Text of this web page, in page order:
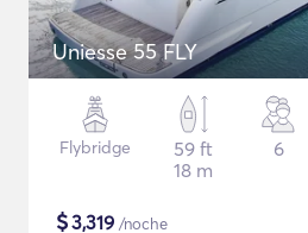
Uniesse 55 FLY
Flybridge
59 ft
18 m
6
$3,319 /noche